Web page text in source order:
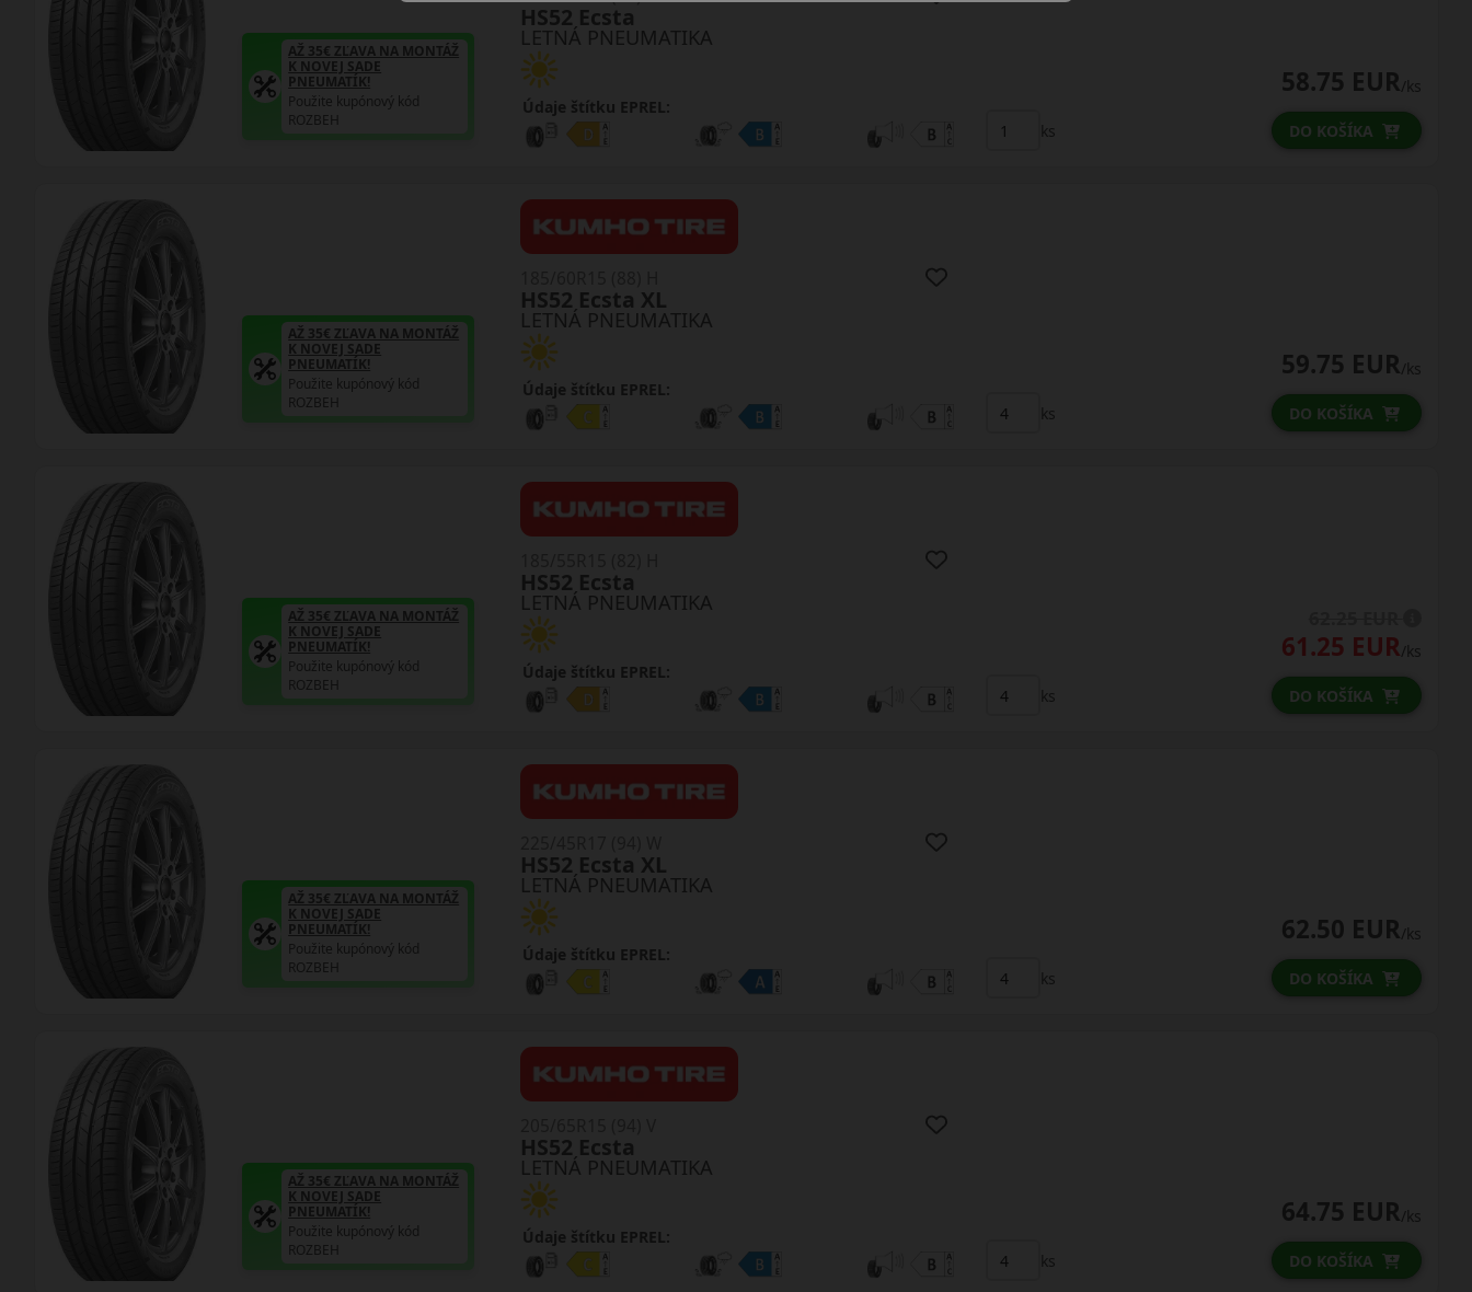
LETNÁ PNEUMATIKA
HS52 Ecsta
Údaje štítku EPREL:
AŽ 35€ ZĽAVA NA MONTÁŽ
K NOVEJ SADE
PNEUMATÍK!
Použite kupónový kód
ROZBEH
58.75 EUR/ks
ks DO KOŠÍKA
LETNÁ PNEUMATIKA
HS52 Ecsta XL
Údaje štítku EPREL:
AŽ 35€ ZĽAVA NA MONTÁŽ
K NOVEJ SADE
PNEUMATÍK!
Použite kupónový kód
ROZBEH
59.75 EUR/ks
ks DO KOŠÍKA
LETNÁ PNEUMATIKA
HS52 Ecsta
Údaje štítku EPREL:
AŽ 35€ ZĽAVA NA MONTÁŽ
K NOVEJ SADE
PNEUMATÍK!
Použite kupónový kód
ROZBEH
61.25 EUR/ks
ks DO KOŠÍKA
LETNÁ PNEUMATIKA
HS52 Ecsta XL
Údaje štítku EPREL:
AŽ 35€ ZĽAVA NA MONTÁŽ
K NOVEJ SADE
PNEUMATÍK!
Použite kupónový kód
ROZBEH
62.50 EUR/ks
ks DO KOŠÍKA
LETNÁ PNEUMATIKA
HS52 Ecsta
Údaje štítku EPREL:
AŽ 35€ ZĽAVA NA MONTÁŽ
K NOVEJ SADE
PNEUMATÍK!
Použite kupónový kód
ROZBEH
64.75 EUR/ks
ks DO KOŠÍKA